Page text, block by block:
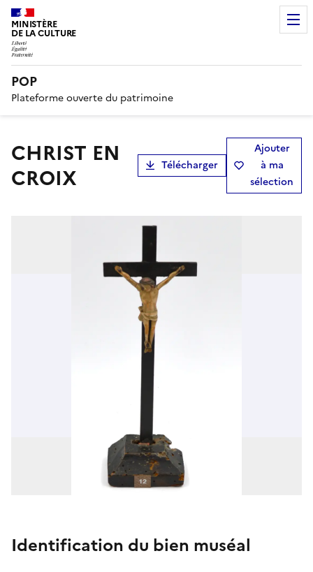
MINISTÈRE
DE LA CULTURE
POP
Plateforme ouverte du patrimoine
CHRIST EN
CROIX
Télécharger
Ajouter
à ma
sélection
Identification du bien muséal